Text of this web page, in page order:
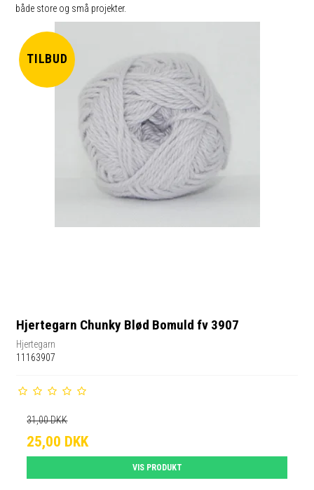
både store og små projekter.
TILBUD
Hjertegarn Chunky Blød Bomuld fv 3907
Hjertegarn
11163907
31,00 DKK
25,00 DKK
VIS PRODUKT